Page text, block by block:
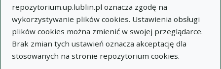
repozytorium.up.lublin.pl oznacza zgodę na
wykorzystywanie plików cookies. Ustawienia obsługi
plików cookies można zmienić w swojej przeglądarce.
Brak zmian tych ustawień oznacza akceptację dla
stosowanych na stronie repozytorium cookies.
Repozytorium Uniwersytetu
Przyrodniczego w Lublinie
Kolekcje